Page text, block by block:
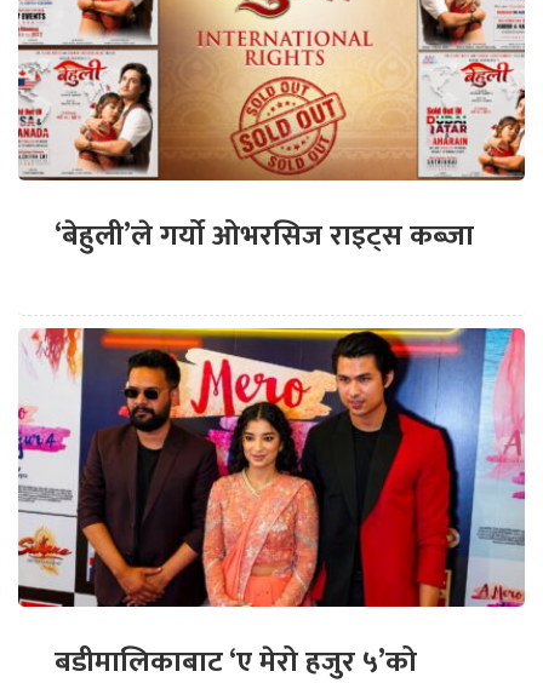
‘बेहुली’ले गर्यो ओभरसिज राइट्स कब्जा
बडीमालिकाबाट ‘ए मेरो हजुर ५’को